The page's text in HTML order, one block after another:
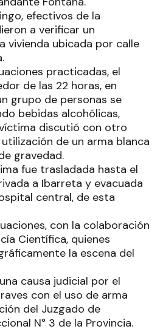
efectivos de la
a verificar un
vivienda ubicada por calle
practicadas, el
de las 22 horas, en
grupo de personas se
bebidas alcohólicas,
discutió con otro
de un arma blanca
gravedad.
fue trasladada hasta el
a Ibarreta y evacuada
central, de esta
con la colaboración
Científica, quienes
la escena del
causa judicial por el
con el uso de arma
del Juzgado de
N° 3 de la Provincia.